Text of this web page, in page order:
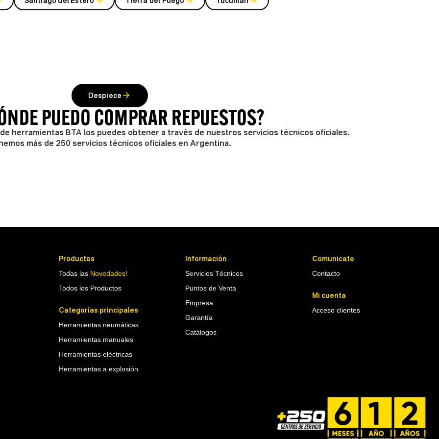
Despiece
PUEDO COMPRAR REPUESTOS?
herramientas BTA los puedes obtener a través de nuestros servicios técnicos oficiales.
más de 250 servicios técnicos oficiales en Argentina.
Productos
Todas las Novedades!
Todos los Productos
Categorías principales
Herramientas neumáticas
Herramientas manuales
Herramientas eléctricas
Herramientas a explosión
Información
Servicios Técnicos
Puntos de Venta
Empresa
Garantía
Catálogos
Comunicate
Contacto
Mi cuenta
Acceso clientes